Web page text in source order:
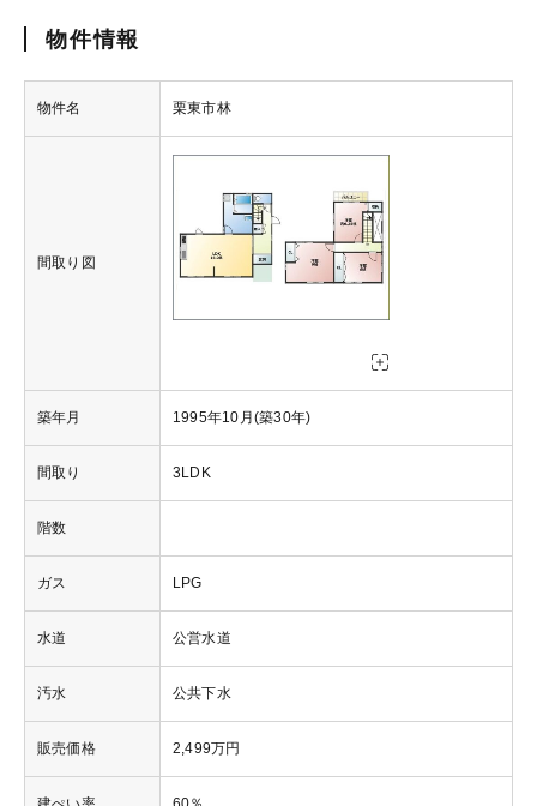
物件情報
物件名 栗東市林
間取り図
築年月 1995年10月(築30年)
間取り 3LDK
階数
ガス LPG
水道 公営水道
汚水 公共下水
販売価格 2,499万円